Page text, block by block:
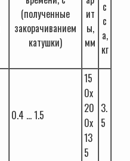
(полученные
закорачиванием
катушки)
ит
ы,
мм
с
с
а,
кг
0.4 … 1.5
15
0х
20
0х
13
5
3.
5